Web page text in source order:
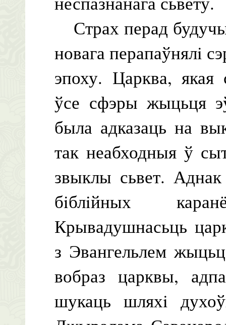
Страх перад
новага перапаўнялi
эпоху. Царква, якая
ўсе сфэры жыцьця
была адказаць на
так неабходныя ў
звыклы сьвет.
бiблiйных
Крывадушнасьць
з Эвангельлем
вобраз царквы,
шукаць шляхi